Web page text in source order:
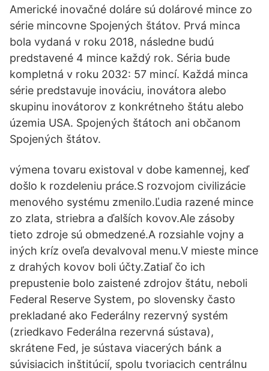
Americké inovačné doláre sú dolárové mince zo
série mincovne Spojených štátov. Prvá minca
bola vydaná v roku 2018, následne budú
predstavené 4 mince každý rok. Séria bude
kompletná v roku 2032: 57 mincí. Každá minca
série predstavuje inováciu, inovátora alebo
skupinu inovátorov z konkrétneho štátu alebo
územia USA. Spojených štátoch ani občanom
Spojených štátov.
výmena tovaru existoval v dobe kamennej, keď
došlo k rozdeleniu práce.S rozvojom civilizácie
menového systému zmenilo.Ľudia razené mince
zo zlata, striebra a ďalších kovov.Ale zásoby
tieto zdroje sú obmedzené.A rozsiahle vojny a
iných kríz oveľa devalvoval menu.V mieste mince
z drahých kovov boli účty.Zatiaľ čo ich
prepustenie bolo zaistené zdrojov štátu, neboli
Federal Reserve System, po slovensky často
prekladané ako Federálny rezervný systém
(zriedkavo Federálna rezervná sústava),
skrátene Fed, je sústava viacerých bánk a
súvisiacich inštitúcií, spolu tvoriacich centrálnu